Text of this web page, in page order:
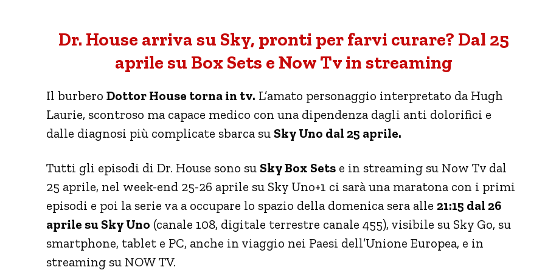
Dr. House arriva su Sky, pronti per farvi curare? Dal 25
aprile su Box Sets e Now Tv in streaming
Il burbero Dottor House torna in tv. L’amato personaggio interpretato da Hugh
Laurie, scontroso ma capace medico con una dipendenza dagli anti dolorifici e
dalle diagnosi più complicate sbarca su Sky Uno dal 25 aprile.
Tutti gli episodi di Dr. House sono su Sky Box Sets e in streaming su Now Tv dal
25 aprile, nel week-end 25-26 aprile su Sky Uno+1 ci sarà una maratona con i primi
episodi e poi la serie va a occupare lo spazio della domenica sera alle 21:15 dal 26
aprile su Sky Uno (canale 108, digitale terrestre canale 455), visibile su Sky Go, su
smartphone, tablet e PC, anche in viaggio nei Paesi dell’Unione Europea, e in
streaming su NOW TV.